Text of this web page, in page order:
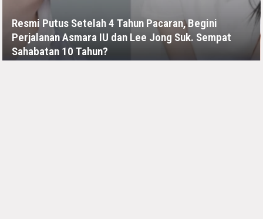
Resmi Putus Setelah 4 Tahun Pacaran, Begini
Perjalanan Asmara IU dan Lee Jong Suk. Sempat
Sahabatan 10 Tahun?